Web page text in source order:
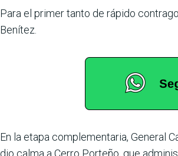
Para el primer tanto de rápido
Benítez.
En la etapa complementa­ria, General
dio calma a Cerro Porteño, que